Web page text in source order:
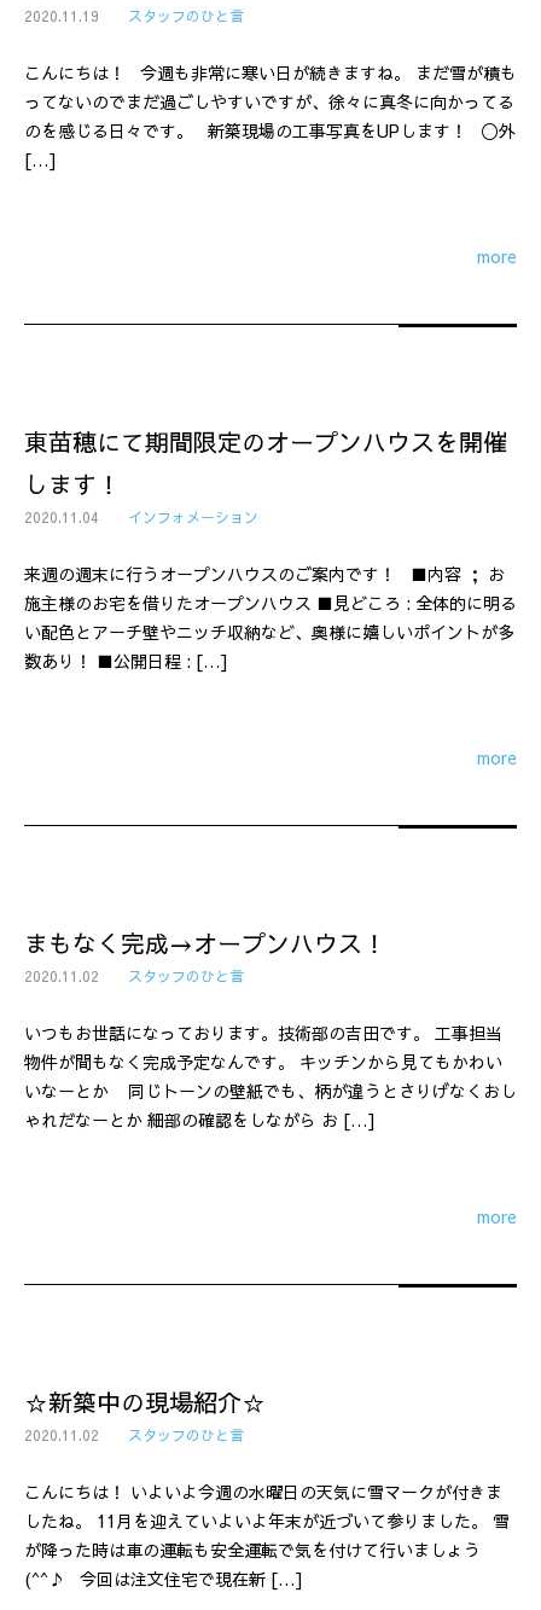
2020.11.19 スタッフのひと言
こんにちは！ 今週も非常に寒い日が続きますね。 まだ雪が積も
ってないのでまだ過ごしやすいですが、徐々に真冬に向かってる
のを感じる日々です。 新築現場の工事写真をUPします！ 〇外
[…]
more
東苗穂にて期間限定のオープンハウスを開催
します！
2020.11.04 インフォメーション
来週の週末に行うオープンハウスのご案内です！ ■内容 ； お
施主様のお宅を借りたオープンハウス ■見どころ : 全体的に明る
い配色とアーチ壁やニッチ収納など、奥様に嬉しいポイントが多
数あり！ ■公開日程 : […]
more
まもなく完成→オープンハウス！
2020.11.02 スタッフのひと言
いつもお世話になっております。技術部の吉田です。 工事担当
物件が間もなく完成予定なんです。 キッチンから見てもかわい
いなーとか 同じトーンの壁紙でも、柄が違うとさりげなくおし
ゃれだなーとか 細部の確認をしながら お […]
more
☆新築中の現場紹介☆
2020.11.02 スタッフのひと言
こんにちは！ いよいよ今週の水曜日の天気に雪マークが付きま
したね。 11月を迎えていよいよ年末が近づいて参りました。 雪
が降った時は車の運転も安全運転で気を付けて行いましょう
(^^♪ 今回は注文住宅で現在新 […]